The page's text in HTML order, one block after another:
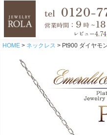
レビュー4.74
HOME ネックレス Pt900 ダイヤモ